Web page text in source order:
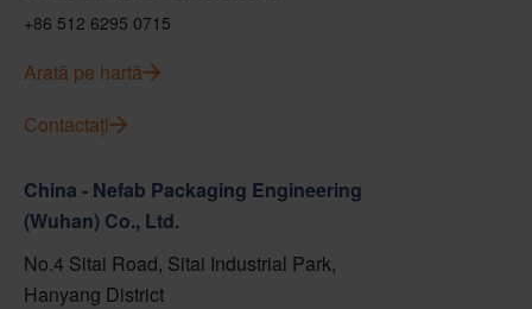
+86 512 6295 0715
Arată pe hartă
Contactați
China - Nefab Packaging Engineering
(Wuhan) Co., Ltd.
No.4 Sitai Road, Sitai Industrial Park,
Hanyang District